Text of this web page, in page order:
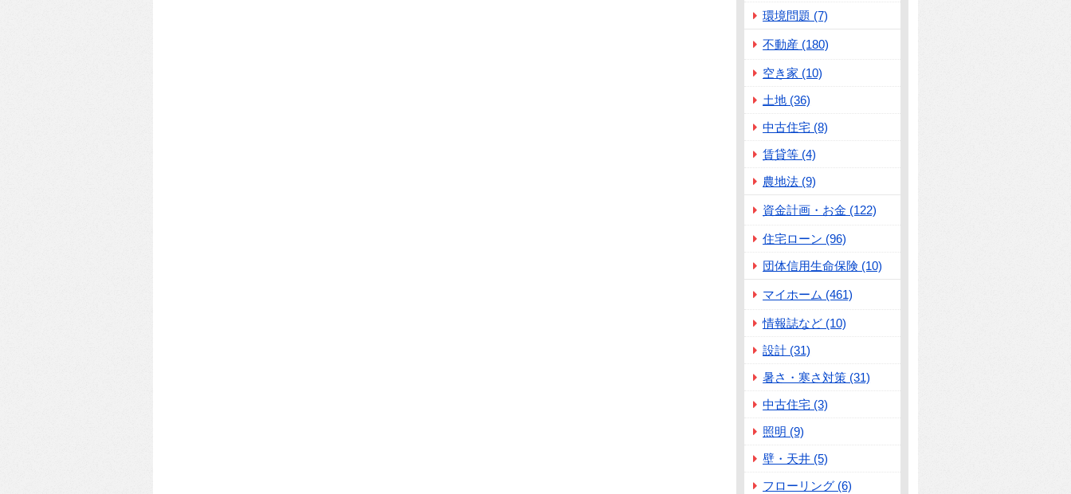
環境問題 (7)
不動産 (180)
空き家 (10)
土地 (36)
中古住宅 (8)
賃貸等 (4)
農地法 (9)
資金計画・お金 (122)
住宅ローン (96)
団体信用生命保険 (10)
マイホーム (461)
情報誌など (10)
設計 (31)
暑さ・寒さ対策 (31)
中古住宅 (3)
照明 (9)
壁・天井 (5)
フローリング (6)